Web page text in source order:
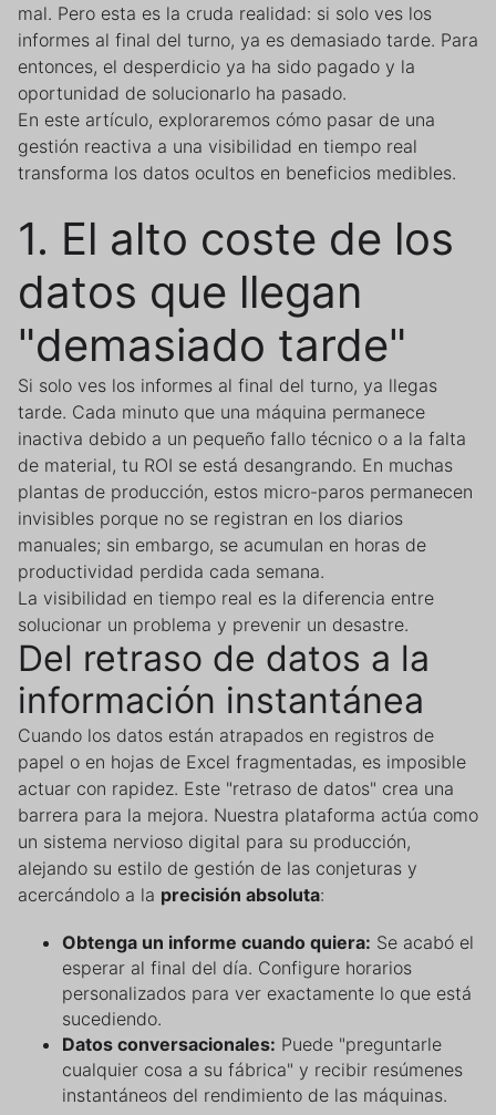
mal. Pero esta es la cruda realidad: si solo ves los
informes al final del turno, ya es demasiado tarde. Para
entonces, el desperdicio ya ha sido pagado y la
oportunidad de solucionarlo ha pasado.
En este artículo, exploraremos cómo pasar de una
gestión reactiva a una visibilidad en tiempo real
transforma los datos ocultos en beneficios medibles.
1. El alto coste de los
datos que llegan
"demasiado tarde"
Si solo ves los informes al final del turno, ya llegas
tarde. Cada minuto que una máquina permanece
inactiva debido a un pequeño fallo técnico o a la falta
de material, tu ROI se está desangrando. En muchas
plantas de producción, estos micro-paros permanecen
invisibles porque no se registran en los diarios
manuales; sin embargo, se acumulan en horas de
productividad perdida cada semana.
La visibilidad en tiempo real es la diferencia entre
solucionar un problema y prevenir un desastre.
Del retraso de datos a la
información instantánea
Cuando los datos están atrapados en registros de
papel o en hojas de Excel fragmentadas, es imposible
actuar con rapidez. Este "retraso de datos" crea una
barrera para la mejora. Nuestra plataforma actúa como
un sistema nervioso digital para su producción,
alejando su estilo de gestión de las conjeturas y
acercándolo a la precisión absoluta:
Obtenga un informe cuando quiera: Se acabó el
esperar al final del día. Configure horarios
personalizados para ver exactamente lo que está
sucediendo.
Datos conversacionales: Puede "preguntarle
cualquier cosa a su fábrica" y recibir resúmenes
instantáneos del rendimiento de las máquinas.